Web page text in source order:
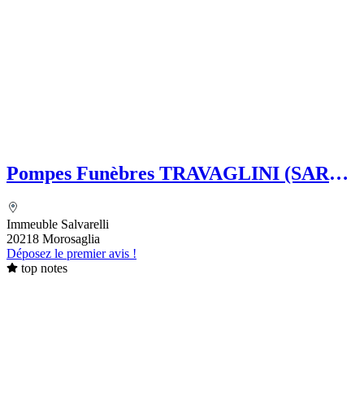
Pompes Funèbres TRAVAGLINI (SARL)
secondaire Pompes funèbres Impériales
Grégoire TRAVAGLINI
Immeuble Salvarelli
20218 Morosaglia
Déposez le premier avis !
top notes